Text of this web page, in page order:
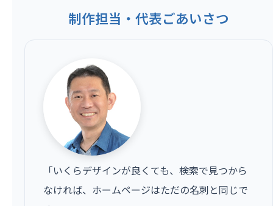
制作担当・代表ごあいさつ
「いくらデザインが良くても、検索で見つから
なければ、ホームページはただの名刺と同じで